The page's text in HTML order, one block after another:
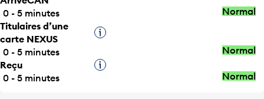
Titulaires d’une
carte NEXUS
0 - 5 minutes
Reçu
0 - 5 minutes